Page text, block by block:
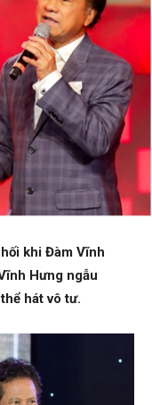
khi Đàm Vĩnh
Hưng ngẫu
hát vô tư.